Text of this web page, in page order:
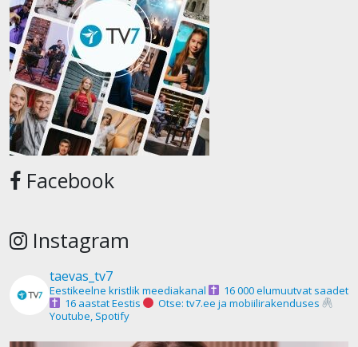
Facebook
Instagram
taevas_tv7
Eestikeelne kristlik meediakanal
16 000 elumuutvat saadet
16 aastat Eestis
Otse: tv7.ee ja mobiilirakenduses
Youtube, Spotify